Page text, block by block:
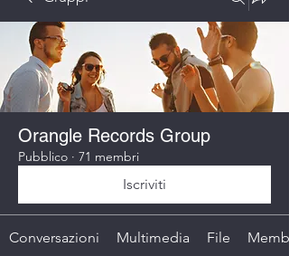
Orangle Records Group
Pubblico · 71 membri
Iscriviti
Conversazioni Multimedia File Membri